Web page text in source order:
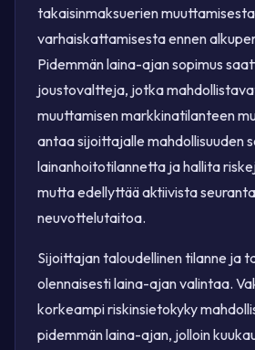
takaisinmaksuerien
varhaiskattamisesta ennen
Pidemmän laina-ajan sopimus
joustovaltteja, jotka
muuttamisen markkinatilanteen
antaa sijoittajalle mahdollisuuden
lainanhoitotilannetta ja hallita
mutta edellyttää aktiivista
neuvottelutaitoa.
Sijoittajan taloudellinen tilanne ja
olennaisesti laina-ajan valintaa.
korkeampi riskinsietokyky
pidemmän laina-ajan, jolloin